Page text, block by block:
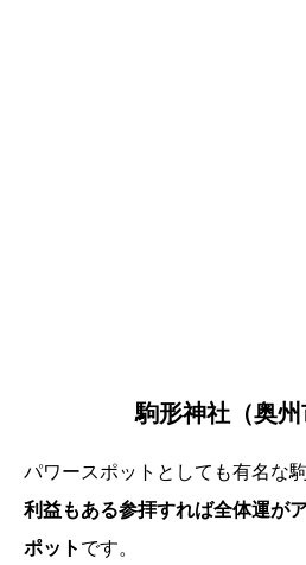
駒形神社（奥州
パワースポットとしても有名な駒
利益もある参拝すれば全体運が
ポット です。